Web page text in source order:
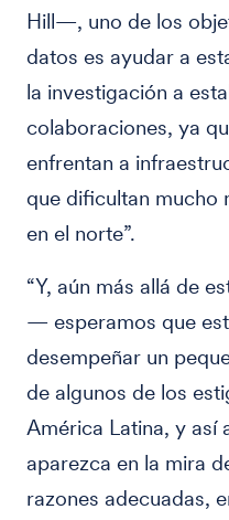
Hill—, uno de los
datos es ayudar a
la investigación a
colaboraciones, ya
enfrentan a
que dificultan mucho
en el norte”.
“Y, aún más allá de
— esperamos que
desempeñar un
de algunos de los
América Latina, y así
aparezca en la mira
razones adecuadas,